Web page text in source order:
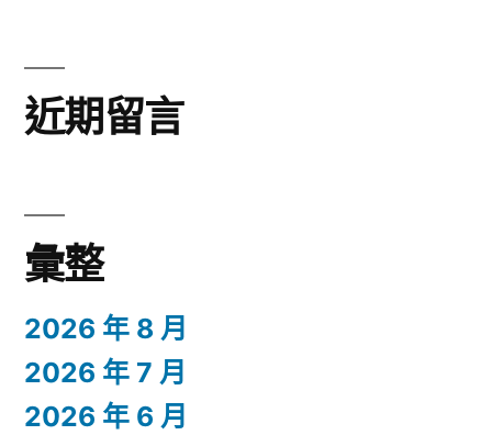
近期留言
彙整
2026 年 8 月
2026 年 7 月
2026 年 6 月